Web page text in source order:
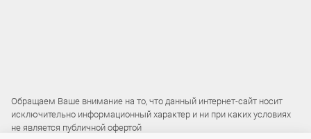
Обращаем Ваше внимание на то, что данный интернет-сайт носит
исключительно информационный характер и ни при каких условиях
не является публичной офертой